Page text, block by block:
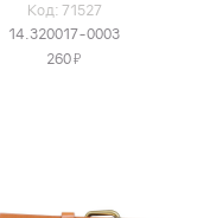
Код: 71527
14.320017-0003
260Я